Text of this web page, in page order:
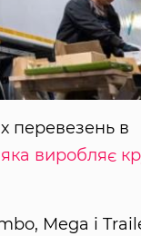
перевезень в
виробляє
Mega і